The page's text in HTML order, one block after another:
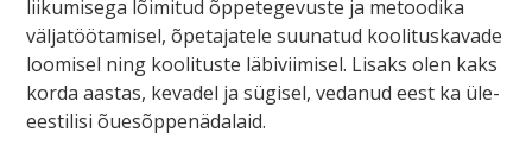
liikumisega lõimitud õppetegevuste ja metoodika
väljatöötamisel, õpetajatele suunatud koolituskavade
loomisel ning koolituste läbiviimisel. Lisaks olen kaks
korda aastas, kevadel ja sügisel, vedanud eest ka üle-
eestilisi õuesõppenädalaid.